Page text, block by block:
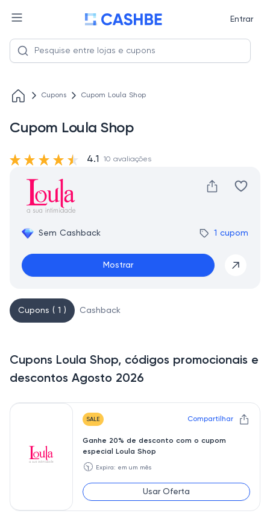
Entrar
Cupons Cupom Loula Shop
Cupom Loula Shop
Sem Cashback 1 cupom
Mostrar
4.1 10 avaliações
Cupons ( 1 ) Cashback
Cupons Loula Shop, códigos promocionais e
descontos Agosto 2026
SALE Compartilhar
Ganhe 20% de desconto com o cupom
especial Loula Shop
🕥 Expira: em um mês
Usar Oferta